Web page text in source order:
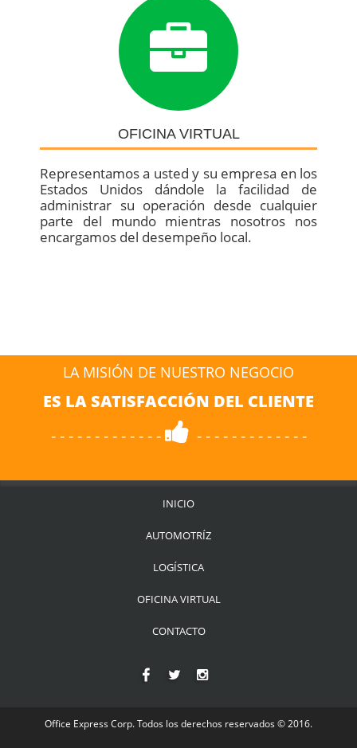
OFICINA VIRTUAL
Representamos a usted y su empresa en los
Estados Unidos dándole la facilidad de
administrar su operación desde cualquier
parte del mundo mientras nosotros nos
encargamos del desempeño local.
LA MISIÓN DE NUESTRO NEGOCIO
ES LA SATISFACCIÓN DEL CLIENTE
- - - - - - - - - - - - -
- - - - - - - - - - - - -
INICIO
AUTOMOTRÍZ
LOGÍSTICA
OFICINA VIRTUAL
CONTACTO
Office Express Corp. Todos los derechos reservados © 2016.